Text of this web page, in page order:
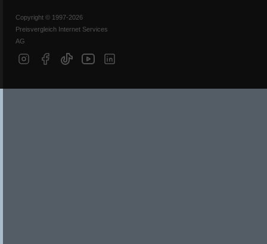
Copyright © 1997-2026
Preisvergleich Internet Services
AG